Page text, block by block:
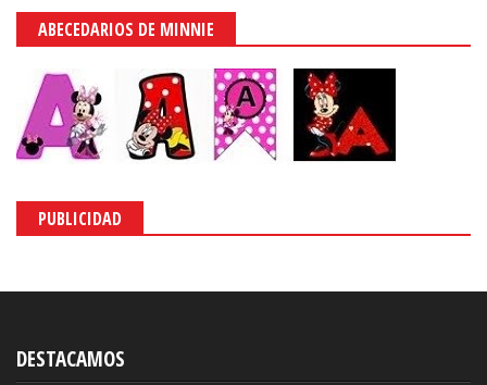
ABECEDARIOS DE MINNIE
PUBLICIDAD
DESTACAMOS